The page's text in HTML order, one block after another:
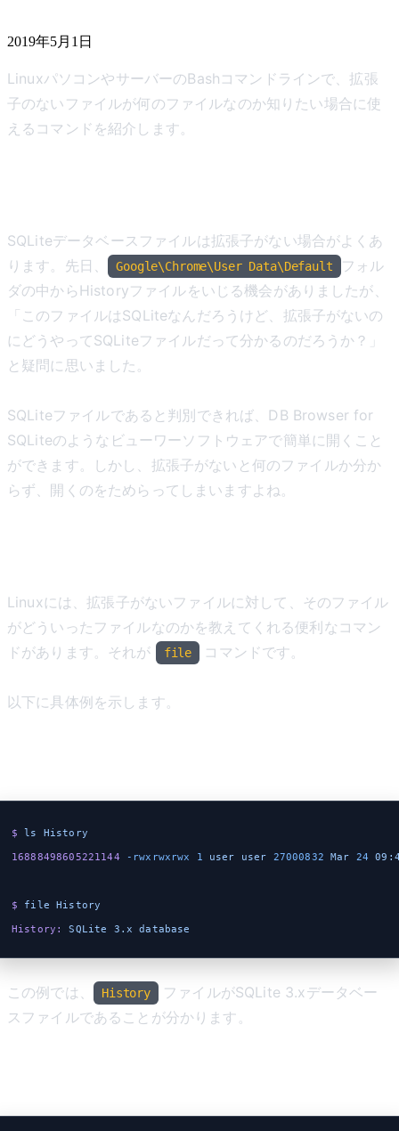
2019年5月1日
LinuxパソコンやサーバーのBashコマンドラインで、拡張
子のないファイルが何のファイルなのか知りたい場合に使
えるコマンドを紹介します。
SQLiteデータベースファイルは拡張子がない場合がよくあ
ります。先日、 Google\Chrome\User Data\Default
フォル
ダの中からHistoryファイルをいじる機会がありましたが、
「このファイルはSQLiteなんだろうけど、拡張子がないの
にどうやってSQLiteファイルだって分かるのだろうか？」
と疑問に思いました。
SQLiteファイルであると判別できれば、DB Browser for
SQLiteのようなビューワーソフトウェアで簡単に開くこと
ができます。しかし、拡張子がないと何のファイルか分か
らず、開くのをためらってしまいますよね。
Linuxには、拡張子がないファイルに対して、そのファイル
がどういったファイルなのかを教えてくれる便利なコマン
ドがあります。それが
file コマンドです。
以下に具体例を示します。
$ ls
History
16888498605221144 -rwxrwxrwx 1 user user 27000832 Mar 24
$ file History
History:
SQLite 3.x database
この例では、 History
ファイルがSQLite 3.xデータベー
スファイルであることが分かります。